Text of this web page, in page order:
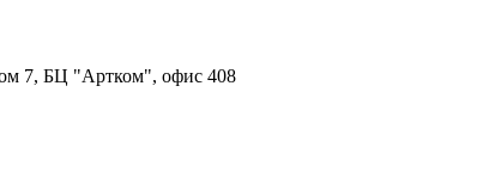
7, БЦ "Артком", офис 408